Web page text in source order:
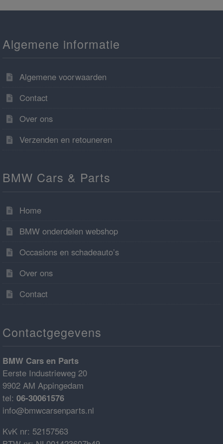
Algemene informatie
Algemene voorwaarden
Contact
Over ons
Verzenden en retouneren
BMW Cars & Parts
Home
BMW onderdelen webshop
Occasions en schadeauto’s
Over ons
Contact
Contactgegevens
BMW Cars en Parts
Eerste Industrieweg 20
9902 AM Appingedam
tel: 06-30061576
info@bmwcarsenparts.nl
KvK nr: 52157563